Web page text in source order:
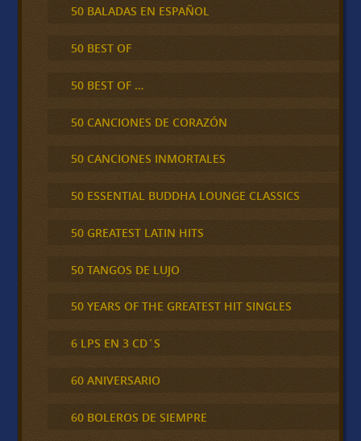
50 BALADAS EN ESPAÑOL
50 BEST OF
50 BEST OF …
50 CANCIONES DE CORAZÓN
50 CANCIONES INMORTALES
50 ESSENTIAL BUDDHA LOUNGE CLASSICS
50 GREATEST LATIN HITS
50 TANGOS DE LUJO
50 YEARS OF THE GREATEST HIT SINGLES
6 LPS EN 3 CD´S
60 ANIVERSARIO
60 BOLEROS DE SIEMPRE